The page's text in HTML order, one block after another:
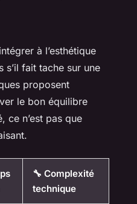
à l’esthétique
s’il fait tache sur une
proposent
le bon équilibre
ce n’est pas que
🔧 Complexité
technique